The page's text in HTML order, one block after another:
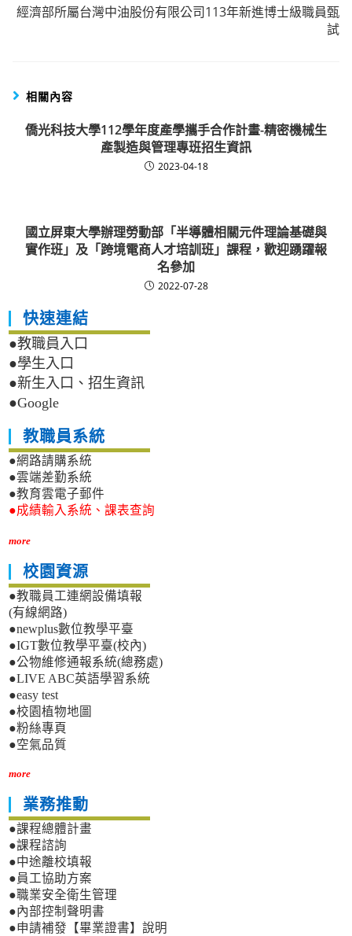
經濟部所屬台灣中油股份有限公司113年新進博士級職員甄
試
相關內容
僑光科技大學112學年度產學攜手合作計畫-精密機械生
產製造與管理專班招生資訊
2023-04-18
國立屏東大學辦理勞動部「半導體相關元件理論基礎與
實作班」及「跨境電商人才培訓班」課程，歡迎踴躍報
名參加
2022-07-28
快速連結
●教職員入口
●學生入口
●新生入口、招生資訊
●Google
教職員系統
●網路請購系統
●雲端差勤系統
●教育雲電子郵件
●成績輸入系統、課表查詢
more
校園資源
●教職員工連網設備填報
(有線網路)
●newplus數位教學平臺
●IGT數位教學平臺(校內)
●公物維修通報系統(總務處)
●LIVE ABC英語學習系統
●easy test
●校園植物地圖
●粉絲專頁
●空氣品質
more
業務推動
●課程總體計畫
●課程諮詢
●中途離校填報
●員工協助方案
●職業安全衛生管理
●內部控制聲明書
●申請補發【畢業證書】說明